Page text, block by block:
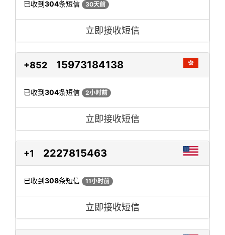
已收到304条短信 30天前
立即接收短信
+852 15973184138
已收到304条短信 2小时前
立即接收短信
+1 2227815463
已收到308条短信 11小时前
立即接收短信